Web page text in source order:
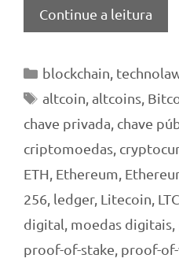
Continue a leitura
Categorias
blockchain
Tags
altcoin altcoins,
chave privada chave
criptomoedas
ETH Ethereum
256 ledger, Litecoin LTC
digital moedas digitais
proof-of-stake proof-